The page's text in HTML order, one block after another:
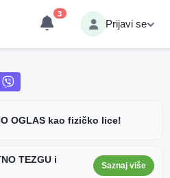
3
Prijavi se
OGLAS kao fizičko lice!
TEZGU i
Saznaj više